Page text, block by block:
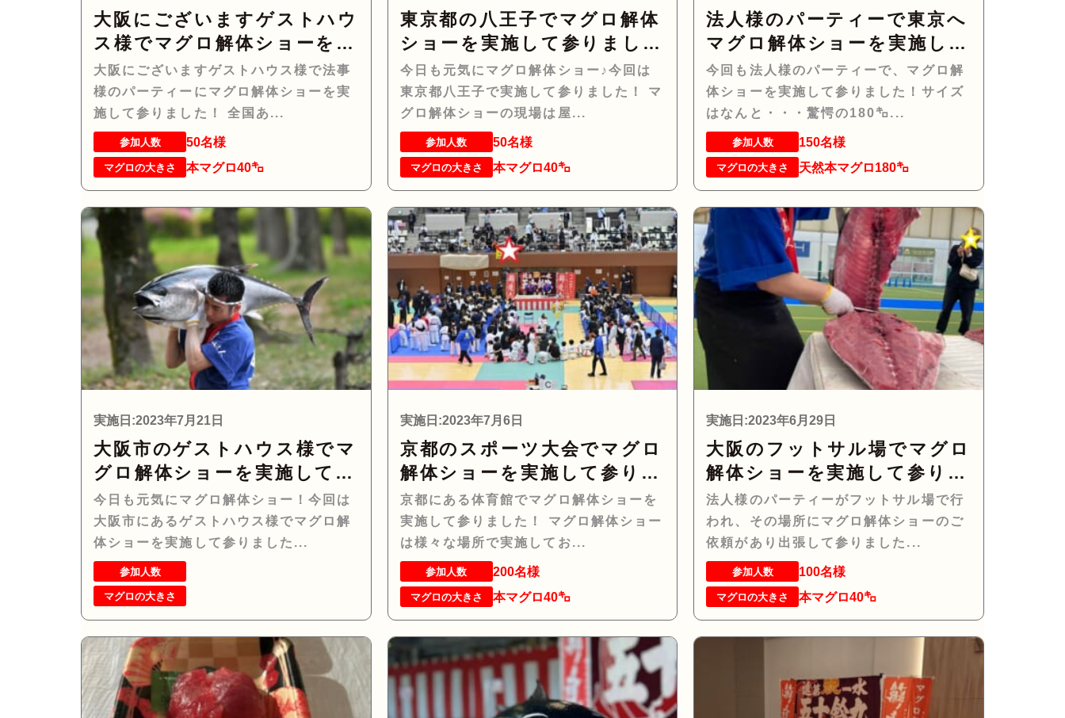
大阪にございますゲストハウ
ス様でマグロ解体ショーを実
施して参りました！
大阪にございますゲストハウス様で法事
様のパーティーにマグロ解体ショーを実
施して参りました！ 全国あ...
参加人数 50名様
マグロの大きさ 本マグロ40㌔
東京都の八王子でマグロ解体
ショーを実施して参りまし
た！
今日も元気にマグロ解体ショー♪今回は
東京都八王子で実施して参りました！ マ
グロ解体ショーの現場は屋...
参加人数 50名様
マグロの大きさ 本マグロ40㌔
法人様のパーティーで東京へ
マグロ解体ショーを実施して
参りました！
今回も法人様のパーティーで、マグロ解
体ショーを実施して参りました！サイズ
はなんと・・・驚愕の180㌔...
参加人数 150名様
マグロの大きさ 天然本マグロ180㌔
実施日:2023年7月21日
大阪市のゲストハウス様でマ
グロ解体ショーを実施して参
りました！
今日も元気にマグロ解体ショー！今回は
大阪市にあるゲストハウス様でマグロ解
体ショーを実施して参りました...
参加人数
マグロの大きさ
実施日:2023年7月6日
京都のスポーツ大会でマグロ
解体ショーを実施して参りま
した！
京都にある体育館でマグロ解体ショーを
実施して参りました！ マグロ解体ショー
は様々な場所で実施してお...
参加人数 200名様
マグロの大きさ 本マグロ40㌔
実施日:2023年6月29日
大阪のフットサル場でマグロ
解体ショーを実施して参りま
した！
法人様のパーティーがフットサル場で行
われ、その場所にマグロ解体ショーのご
依頼があり出張して参りました...
参加人数 100名様
マグロの大きさ 本マグロ40㌔